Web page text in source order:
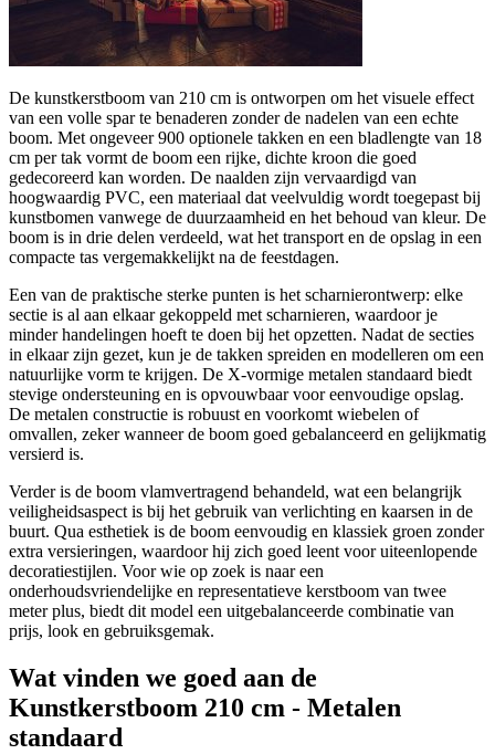
De kunstkerstboom van 210 cm is ontworpen om het visuele effect
van een volle spar te benaderen zonder de nadelen van een echte
boom. Met ongeveer 900 optionele takken en een bladlengte van 18
cm per tak vormt de boom een rijke, dichte kroon die goed
gedecoreerd kan worden. De naalden zijn vervaardigd van
hoogwaardig PVC, een materiaal dat veelvuldig wordt toegepast bij
kunstbomen vanwege de duurzaamheid en het behoud van kleur. De
boom is in drie delen verdeeld, wat het transport en de opslag in een
compacte tas vergemakkelijkt na de feestdagen.
Een van de praktische sterke punten is het scharnierontwerp: elke
sectie is al aan elkaar gekoppeld met scharnieren, waardoor je
minder handelingen hoeft te doen bij het opzetten. Nadat de secties
in elkaar zijn gezet, kun je de takken spreiden en modelleren om een
natuurlijke vorm te krijgen. De X-vormige metalen standaard biedt
stevige ondersteuning en is opvouwbaar voor eenvoudige opslag.
De metalen constructie is robuust en voorkomt wiebelen of
omvallen, zeker wanneer de boom goed gebalanceerd en gelijkmatig
versierd is.
Verder is de boom vlamvertragend behandeld, wat een belangrijk
veiligheidsaspect is bij het gebruik van verlichting en kaarsen in de
buurt. Qua esthetiek is de boom eenvoudig en klassiek groen zonder
extra versieringen, waardoor hij zich goed leent voor uiteenlopende
decoratiestijlen. Voor wie op zoek is naar een
onderhoudsvriendelijke en representatieve kerstboom van twee
meter plus, biedt dit model een uitgebalanceerde combinatie van
prijs, look en gebruiksgemak.
Wat vinden we goed aan de
Kunstkerstboom 210 cm - Metalen
standaard